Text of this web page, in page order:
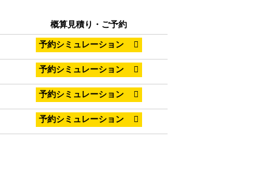
概算見積り・ご予約